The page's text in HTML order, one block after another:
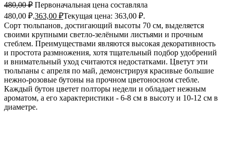
480,00₽ Первоначальная цена составляла
480,00 ₽.363,00 ₽Текущая цена: 363,00 ₽.
Сорт тюльпанов, достигающий высоты 70 см, выделяется
своими крупными светло-зелёными листьями и прочным
стеблем. Преимуществами являются высокая декоративность
и простота размножения, хотя тщательный подбор удобрений
и внимательный уход считаются недостатками. Цветут эти
тюльпаны с апреля по май, демонстрируя красивые большие
нежно-розовые бутоны на прочном цветоносном стебле.
Каждый бутон цветет полторы недели и обладает нежным
ароматом, а его характеристики - 6-8 см в высоту и 10-12 см в
диаметре.